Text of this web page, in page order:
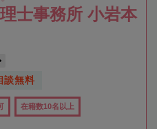
士事務所 小岩本
談無料
在籍数10名以上